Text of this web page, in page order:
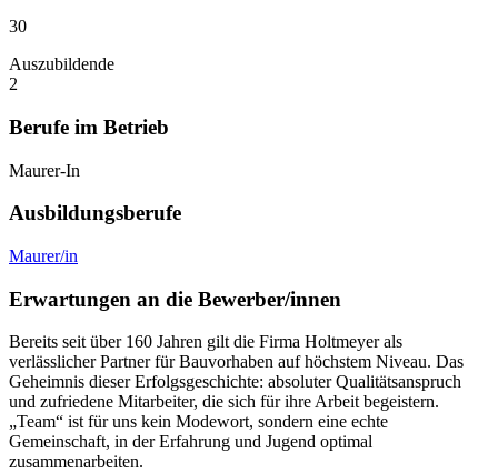
30
Auszubildende
2
Berufe im Betrieb
Maurer-In
Ausbildungsberufe
Maurer/in
Erwartungen an die Bewerber/innen
Bereits seit über 160 Jahren gilt die Firma Holtmeyer als
verlässlicher Partner für Bauvorhaben auf höchstem Niveau. Das
Geheimnis dieser Erfolgsgeschichte: absoluter Qualitätsanspruch
und zufriedene Mitarbeiter, die sich für ihre Arbeit begeistern.
„Team“ ist für uns kein Modewort, sondern eine echte
Gemeinschaft, in der Erfahrung und Jugend optimal
zusammenarbeiten.